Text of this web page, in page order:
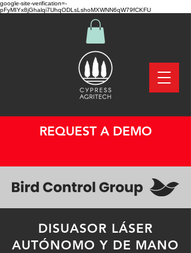
google-site-verification=-
pFyMIYx8jGhalqi7UhqODLsLshoMXWNN6qW79fCKFU
REQUEST A DEMO
DISUASOR LÁSER
AUTÓNOMO Y DE MANO